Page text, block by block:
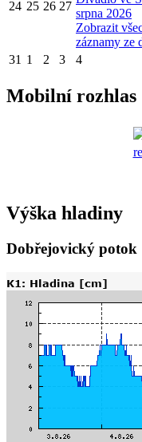
24 25 26 27
srpna 2026
Zobrazit
záznamy ze
31 1 2 3 4
Mobilní rozhlas
Výška hladiny
Dobřejovický potok